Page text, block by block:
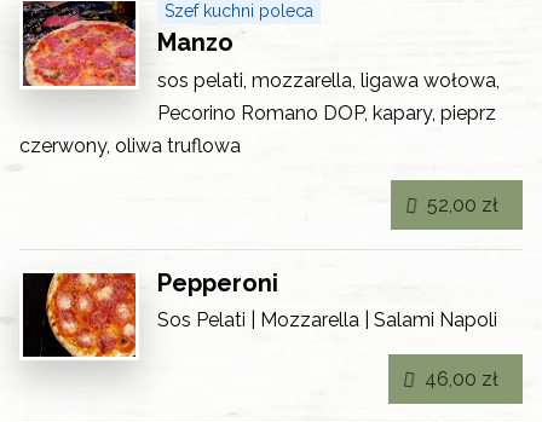
Szef kuchni poleca
Manzo
sos pelati, mozzarella, ligawa wołowa,
Pecorino Romano DOP, kapary, pieprz
czerwony, oliwa truflowa
Pepperoni
Sos Pelati | Mozzarella | Salami Napoli